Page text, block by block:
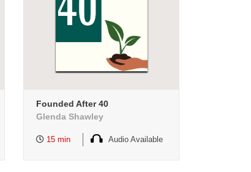
Founded After 40
Glenda Shawley
15 min Audio Available